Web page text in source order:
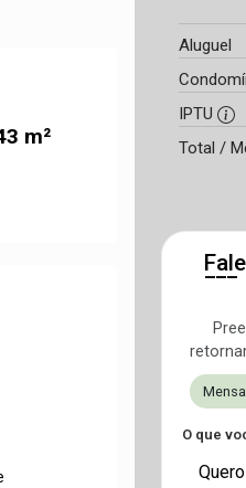
m²
Aluguel
IPTU
Total /
O que